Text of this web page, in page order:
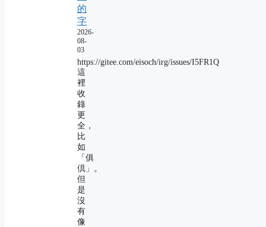
的
字
2026-
08-
03
https://gitee.com/eisoch/irg/issues/I5FR1Q
這
裡
收
錄
更
全，
比
如
「俱
倶」。
但
是
沒
有
像